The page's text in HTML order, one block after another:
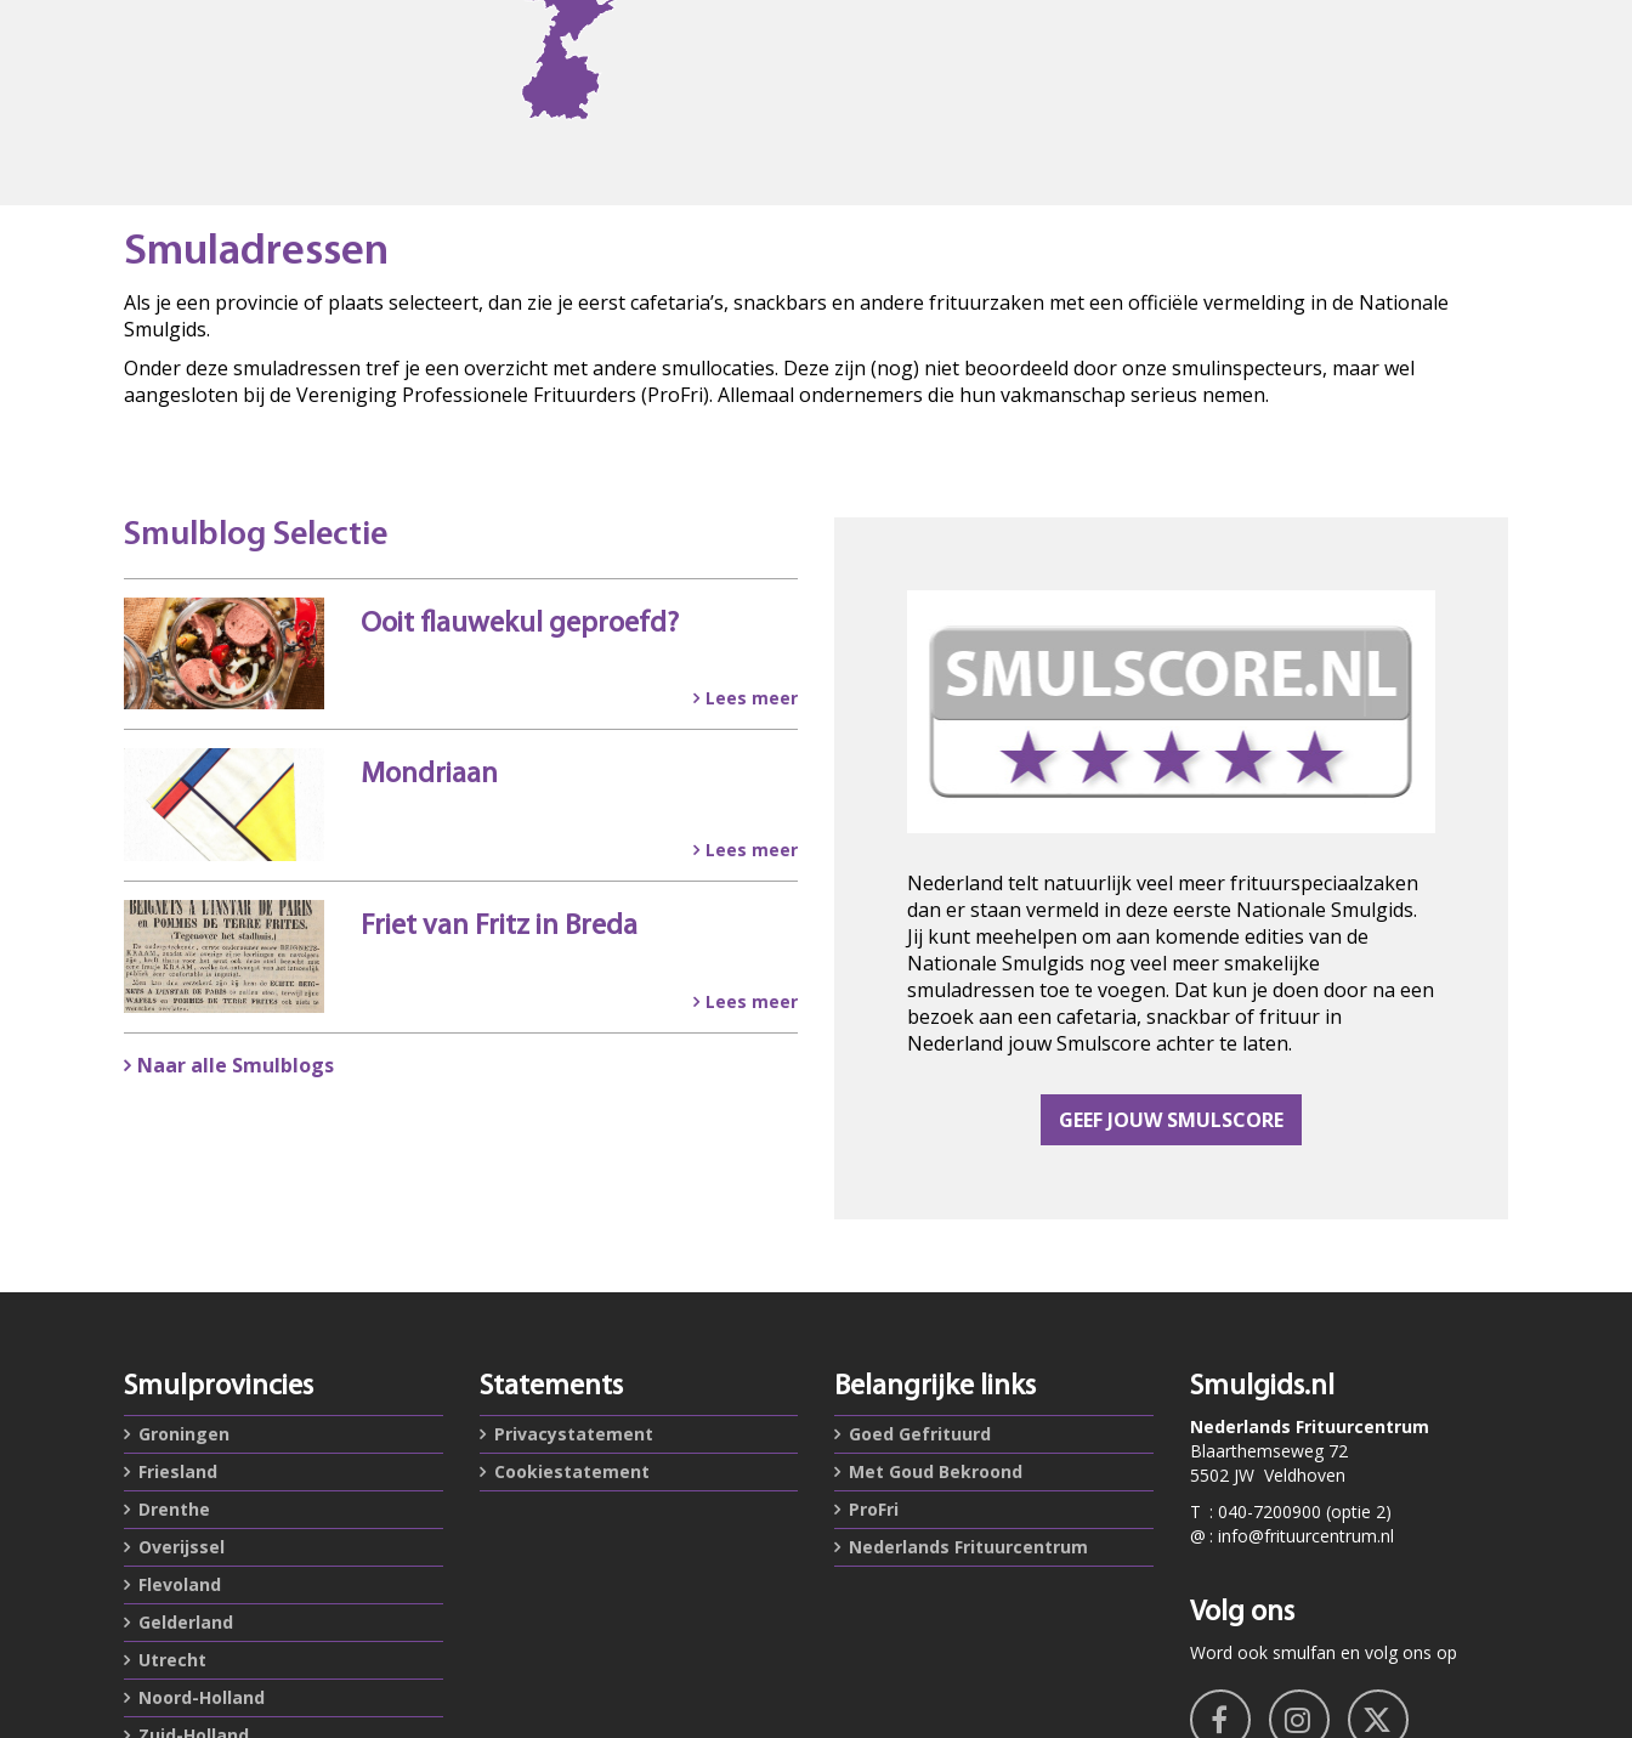
Smuladressen
Als je een provincie of plaats selecteert, dan zie je eerst cafetaria’s, snackbars en andere frituurzaken met een officiële vermelding in de Nationale
Smulgids.
Onder deze smuladressen tref je een overzicht met andere smullocaties. Deze zijn (nog) niet beoordeeld door onze smulinspecteurs, maar wel
aangesloten bij de Vereniging Professionele Frituurders (ProFri). Allemaal ondernemers die hun vakmanschap serieus nemen.
Smulblog Selectie
Ooit flauwekul geproefd?
Lees meer
Mondriaan
Lees meer
Friet van Fritz in Breda
Lees meer
Naar alle Smulblogs
Nederland telt natuurlijk veel meer frituurspeciaalzaken
dan er staan vermeld in deze eerste Nationale Smulgids.
Jij kunt meehelpen om aan komende edities van de
Nationale Smulgids nog veel meer smakelijke
smuladressen toe te voegen. Dat kun je doen door na een
bezoek aan een cafetaria, snackbar of frituur in
Nederland jouw Smulscore achter te laten.
GEEF JOUW SMULSCORE
Smulprovincies
Groningen
Friesland
Drenthe
Overijssel
Flevoland
Gelderland
Utrecht
Noord-Holland
Statements
Privacystatement
Cookiestatement
Belangrijke links
Goed Gefrituurd
Met Goud Bekroond
ProFri
Nederlands Frituurcentrum
Smulgids.nl
Nederlands Frituurcentrum
Blaarthemseweg 72
5502 JW Veldhoven
T : 040-7200900 (optie 2)
@ : info@frituurcentrum.nl
Volg ons
Word ook smulfan en volg ons op